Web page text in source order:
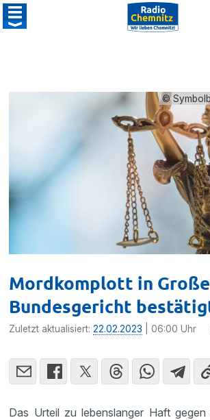
©
Mordkomplott in
Bundesgericht
Zuletzt aktualisiert:22.02.2023 | 06:00 Uhr
Das Urteil zu lebenslanger Haft